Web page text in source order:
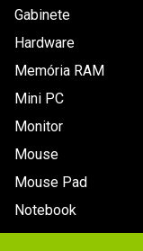
Gabinete
Hardware
Memória RAM
Mini PC
Monitor
Mouse
Mouse Pad
Notebook